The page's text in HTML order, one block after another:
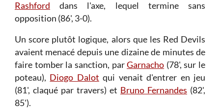
Rashford dans l'axe, lequel termine sans
opposition (86', 3-0).
Un score plutôt logique, alors que les Red Devils
avaient menacé depuis une dizaine de minutes de
faire tomber la sanction, parGarnacho (78', sur le
poteau), Diogo Dalot qui venait d'entrer en jeu
(81', claqué par travers) et Bruno Fernandes (82',
85').